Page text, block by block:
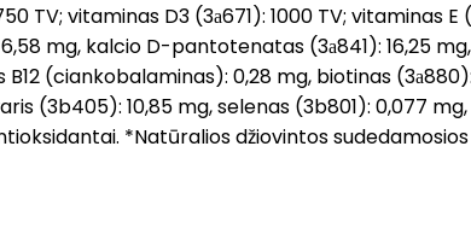
TV; vitaminas D3 (3а671): 1000 TV; vitaminas
mg, kalcio D-pantotenatas (3а841): 16,25
(ciankobalaminas): 0,28 mg, biotinas
(3b405): 10,85 mg, selenas (3b801): 0,077
*Natūralios džiovintos